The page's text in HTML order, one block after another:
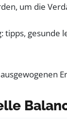
um die